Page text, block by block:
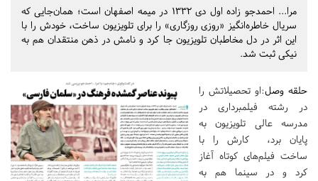
مرا... احمدجو زاده اول دی‌ ۱۳۳۲ در میمه اصفهان است؛ همان‌جایی که
سریال خاطره‌انگیز «روزی روزگاری» را برای تلویزیون ساخت، خودش را با
این اثر در دل مخاطبان تلویزیون جا کرد و نامش در ذهن منتقدان هم به
نیکی ثبت شد.
حلقه وصل:او تحصیلاتش را
در رشته فیلمبرداری در
مدرسه عالی تلویزیون به
پایان برد، کارش را با
ساخت فیلم‌های کوتاه آغاز
کرد و در سینما هم به